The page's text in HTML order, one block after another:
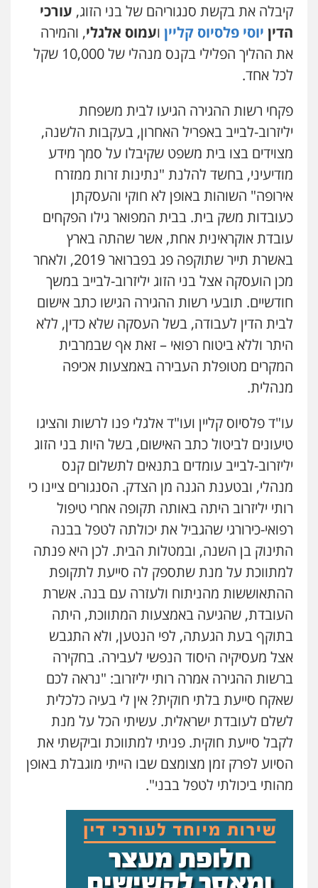
עו"ד ירון גיגי
פלילי צווארון לבן מעצרים הליכי הסגרה
0522249087
אברהם שהבזי – משרד עורכי דין
מיסים כלכלי פלילי פשיעה כלכלית הלבנת
הון
0504456555
עו"ד דרוויש נאשף
פלילי פשיעה חמורה זכויות אדם
0527448141
עו"ד שילה ענבר
פלילי כלכלי מיסים הלבנת הון ייעוץ לעורכי
דין
0506216097
עו"ד תמיר סולומון
פלילי כלכלי מיסים הלבנת הון
עו"ד רן כהן רוכברגר
דיני צבא צווארון לבן
שחר מנדלמן, שלומציון גבאי מנדלמן
– משרד עורכי דין
0505522334
עו"ד אתנה אדרי
פשיעה חמורה כלכלי פלילי מעצרים
וחקירות עורכי דין לענייני אסירים
0502181995
עו"ד עמית שלף
פלילי פשיעה חמורה עורכי דין לענייני
אסירים סמים
0542068898
אילן כץ – משרד עורכי דין
משפט פלילי ייצוג שוטרים וסוהרים חיילים
ועדות חקירה
עו"ד מאור שגב
פלילי פשיעה חמורה מעצרים וחקירות
0546680127
קיבלה את בקשת סנגוריהם של בני הזוג, עורכי
הדין יוסי פלסיוס קליין ועמוס אלגלי, והמירה
את ההליך הפלילי בקנס מנהלי של 10,000 שקל
לכל אחד.
פקחי רשות ההגירה הגיעו לבית משפחת
יליזרוב-לבייב באפריל האחרון, בעקבות הלשנה,
מצוידים בצו בית משפט שקיבלו על סמך מידע
מודיעיני, בחשד להלנת "נתינות זרות ממזרח
אירופה" השוהות באופן לא חוקי והעסקתן
כעובדות משק בית. בבית המפואר גילו הפקחים
עובדת אוקראינית אחת, אשר שהתה בארץ
באשרת תייר שתוקפה פג בפברואר 2019, ולאחר
מכן הועסקה אצל בני הזוג יליזרוב-לבייב במשך
חודשיים. תובעי רשות ההגירה הגישו כתב אישום
לבית הדין לעבודה, בשל העסקה שלא כדין, ללא
היתר וללא ביטוח רפואי – זאת אף שבמרבית
המקרים מטופלת העבירה באמצעות אכיפה
מנהלית.
עו"ד פלסיוס קליין ועו"ד אלגלי פנו לרשות והציגו
טיעונים לביטול כתב האישום, בשל היות בני הזוג
יליזרוב-לבייב עומדים בתנאים לתשלום קנס
מנהלי, ובטענת הגנה מן הצדק. הסנגורים ציינו כי
רותי יליזרוב היתה באותה תקופה אחרי טיפול
רפואי-כירורגי שהגביל את יכולתה לטפל בבנה
התינוק בן השנה, ובמטלות הבית. לכן היא פנתה
למתווכת על מנת שתספק לה סייעת לתקופת
ההתאוששות מהניתוח ולעזרה עם בנה. אשרת
העובדת, שהגיעה באמצעות המתווכת, היתה
בתוקף בעת הגעתה, לפי הנטען, ולא התגבש
אצל מעסיקיה היסוד הנפשי לעבירה. בחקירה
ברשות ההגירה אמרה רותי יליזרוב: "נראה לכם
שאקח סייעת בלתי חוקית? אין לי בעיה כלכלית
לשלם לעובדת ישראלית. עשיתי הכל על מנת
לקבל סייעת חוקית. פניתי למתווכת וביקשתי את
הסיוע לפרק זמן מצומצם שבו הייתי מוגבלת באופן
מהותי ביכולתי לטפל בבני".